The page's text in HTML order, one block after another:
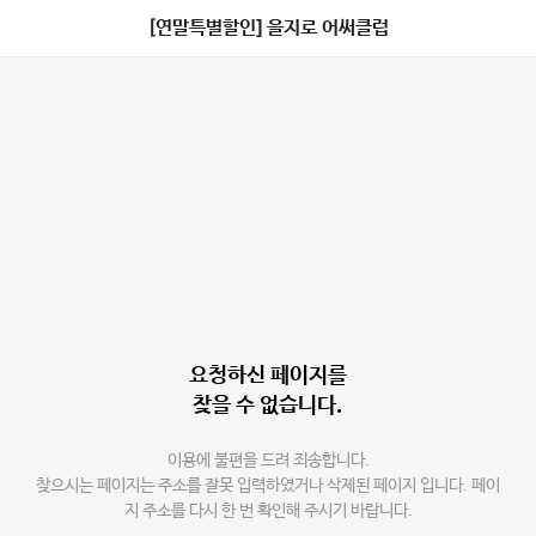
[연말특별할인] 을지로 어써클럽
요청하신 페이지를
찾을 수 없습니다.
이용에 불편을 드려 죄송합니다.
찾으시는 페이지는 주소를 잘못 입력하였거나 삭제된 페이지 입니다. 페이
지 주소를 다시 한 번 확인해 주시기 바랍니다.